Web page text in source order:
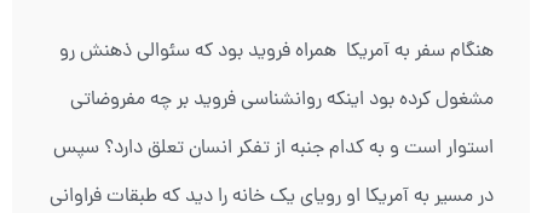
هنگام سفر به آمریکا همراه فروید بود که سئوالی ذهنش رو
مشغول کرده بود اینکه روانشناسی فروید بر چه مفروضاتی
استوار است و به کدام جنبه از تفکر انسان تعلق دارد؟ سپس
در مسیر به آمریکا او رویای یک خانه را دید که طبقات فراوانی